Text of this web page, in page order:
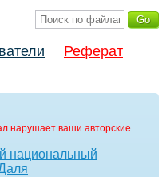
Реферат
нарушает ваши авторские
национальный